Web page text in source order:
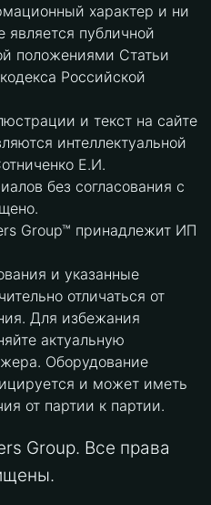
характер и ни
является публичной
положениями Статьи
Российской
и текст на сайте
интеллектуальной
Е.И.
без согласования с
Group™ принадлежит ИП
и указанные
отличаться от
Для избежания
актуальную
Оборудование
и может иметь
от партии к партии.
Group. Все права